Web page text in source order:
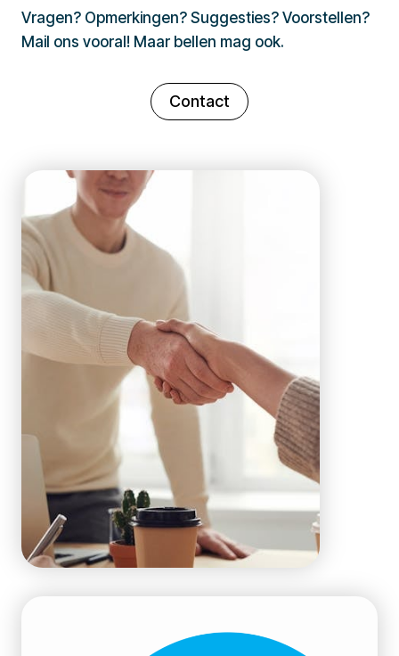
Vragen? Opmerkingen? Suggesties? Voorstellen?
Mail ons vooral! Maar bellen mag ook.
Contact